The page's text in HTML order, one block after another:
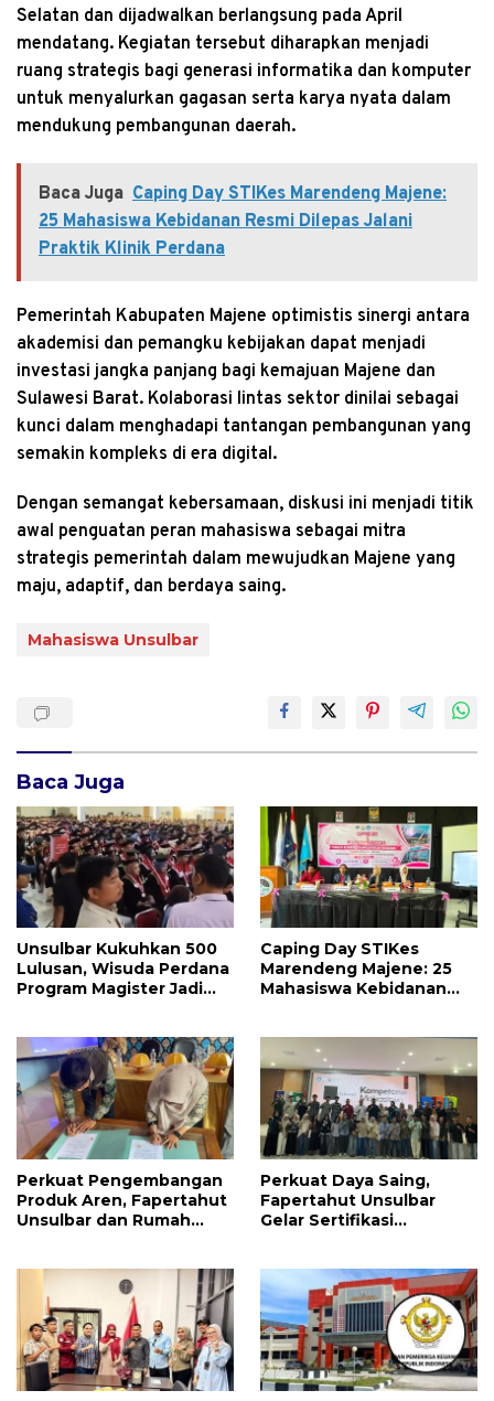
Selatan dan dijadwalkan berlangsung pada April
mendatang. Kegiatan tersebut diharapkan menjadi
ruang strategis bagi generasi informatika dan komputer
untuk menyalurkan gagasan serta karya nyata dalam
mendukung pembangunan daerah.
Baca Juga Caping Day STIKes Marendeng Majene:
25 Mahasiswa Kebidanan Resmi Dilepas Jalani
Praktik Klinik Perdana
Pemerintah Kabupaten Majene optimistis sinergi antara
akademisi dan pemangku kebijakan dapat menjadi
investasi jangka panjang bagi kemajuan Majene dan
Sulawesi Barat. Kolaborasi lintas sektor dinilai sebagai
kunci dalam menghadapi tantangan pembangunan yang
semakin kompleks di era digital.
Dengan semangat kebersamaan, diskusi ini menjadi titik
awal penguatan peran mahasiswa sebagai mitra
strategis pemerintah dalam mewujudkan Majene yang
maju, adaptif, dan berdaya saing.
Mahasiswa Unsulbar
Baca Juga
Unsulbar Kukuhkan 500
Lulusan, Wisuda Perdana
Program Magister Jadi
Caping Day STIKes
Marendeng Majene: 25
Mahasiswa Kebidanan
Perkuat Pengembangan
Produk Aren, Fapertahut
Unsulbar dan Rumah
Perkuat Daya Saing,
Fapertahut Unsulbar
Gelar Sertifikasi